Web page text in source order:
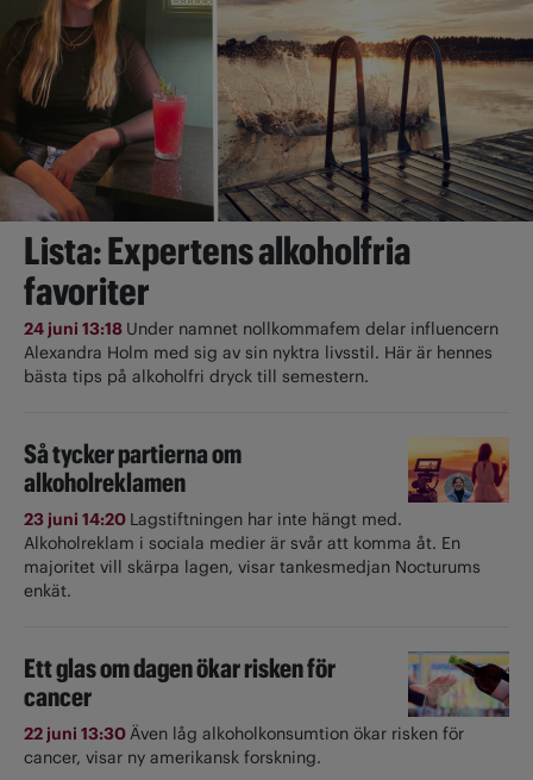
Lista: Expertens alkoholfria
favoriter
24 juni 13:18 Under namnet nollkommafem delar influencern
Alexandra Holm med sig av sin nyktra livsstil. Här är hennes
bästa tips på alkoholfri dryck till semestern.
Så tycker partierna om
alkoholreklamen
23 juni 14:20 Lagstiftningen har inte hängt med.
Alkoholreklam i sociala medier är svår att komma åt. En
majoritet vill skärpa lagen, visar tankesmedjan Nocturums
enkät.
Ett glas om dagen ökar risken för
cancer
22 juni 13:30Även låg alkoholkonsumtion ökar risken för
cancer, visar ny amerikansk forskning.